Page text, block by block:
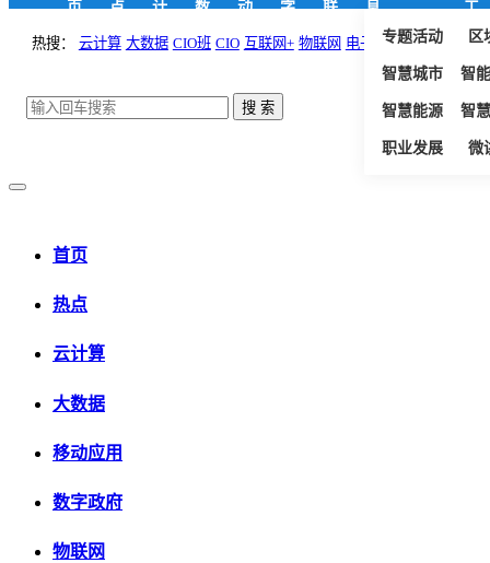
页
点
计
数
动
用
字
府
联
息
工
智
专题活动 区
智慧城市 智
智慧能源 智
职业发展 微
热搜： 云计算 大数据 CIO班 CIO 互联网+ 物联网 电子政务
首页
热点
云计算
大数据
移动应用
数字政府
物联网